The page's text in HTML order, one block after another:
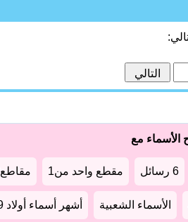
الأسماء مع
6 رسائل مقطع واحد من1 مقاطع2
الأسماء الشعبية أشهر أسماء أولاد 2019